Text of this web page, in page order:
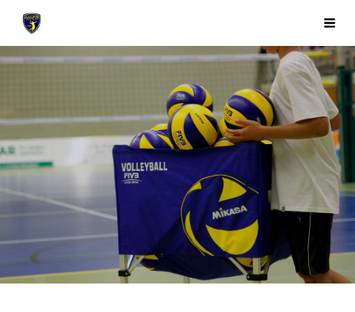
Siirry
sivunSivuston etusivulle